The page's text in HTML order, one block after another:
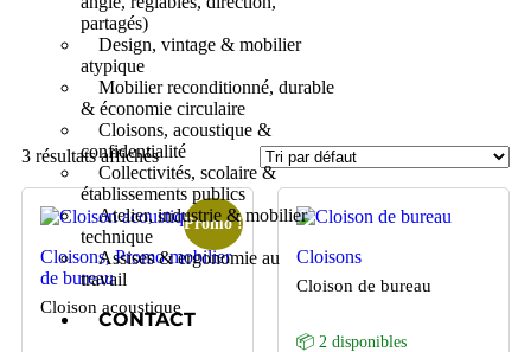
partagés)
Design, vintage & mobilier
atypique
Mobilier reconditionné, durable
& économie circulaire
Cloisons, acoustique &
confidentialité
Collectivités, scolaire &
établissements publics
Atelier, industrie & mobilier
technique
Assises & ergonomie au
travail
CONTACT
3 résultats affichés
Promo !
Cloisons, Promo mobilier
de bureau
Cloison acoustique
Cloisons
Cloison de bureau
📦 2 disponibles